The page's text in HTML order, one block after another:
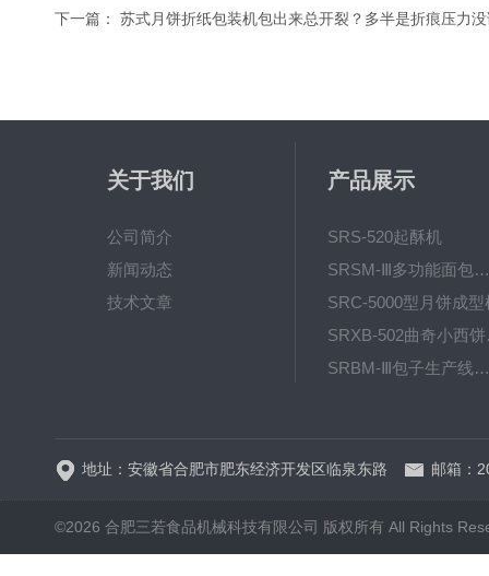
下一篇： 苏式月饼折纸包装机包出来总开裂？多半是折痕压力
关于我们
公司简介
新闻动态
技术文章
产品展示
SRS-520起酥机
SRSM-Ⅲ多功能面包生产线 酥饼机
SRC-5000型月饼成型
SRBM-Ⅲ包子生产线（包子机）
地址：安徽省合肥市肥东经济开发区临泉东路 邮箱：
©2026 合肥三若食品机械科技有限公司 版权所有 All Rights